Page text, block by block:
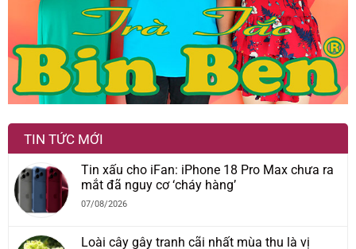
TIN TỨC MỚI
Tin xấu cho iFan: iPhone 18 Pro Max chưa ra
mắt đã nguy cơ ‘cháy hàng’
07/08/2026
Loài cây gây tranh cãi nhất mùa thu là vị